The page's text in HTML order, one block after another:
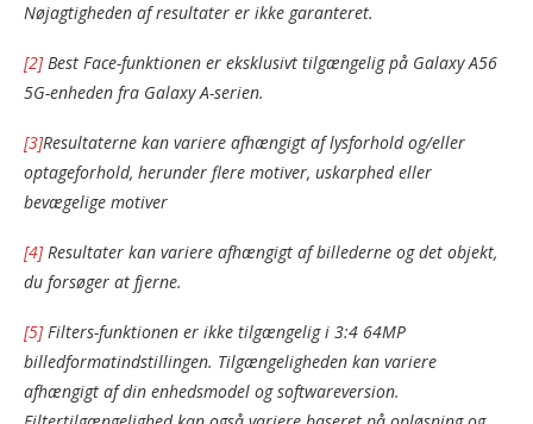
Nøjagtigheden af resultater er ikke garanteret.
[2]Best Face-funktionen er eksklusivt tilgængelig på Galaxy A56
5G-enheden fra Galaxy A-serien.
[3]Resultaterne kan variere afhængigt af lysforhold og/eller
optageforhold, herunder flere motiver, uskarphed eller
bevægelige motiver
[4]Resultater kan variere afhængigt af billederne og det objekt,
du forsøger at fjerne.
[5]Filters-funktionen er ikke tilgængelig i 3:4 64MP
billedformatindstillingen. Tilgængeligheden kan variere
afhængigt af din enhedsmodel og softwareversion.